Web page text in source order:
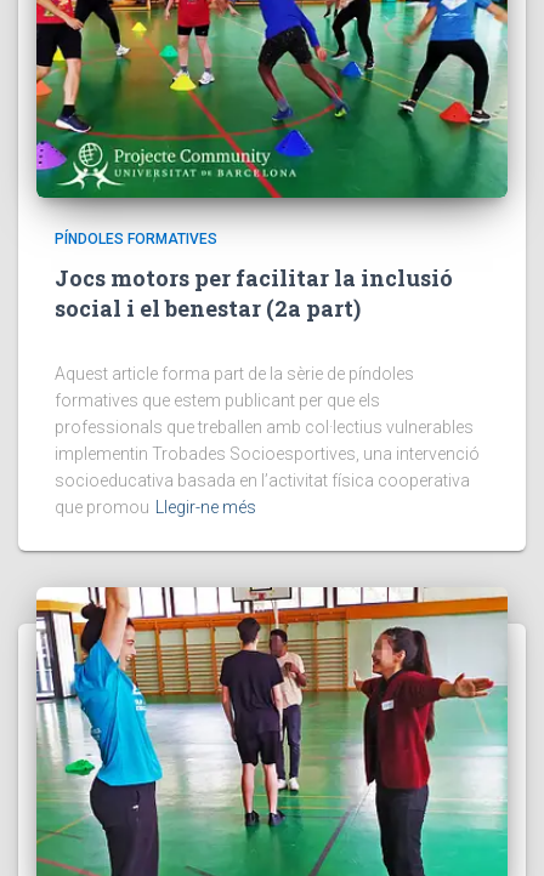
PÍNDOLES FORMATIVES
Jocs motors per facilitar la inclusió
social i el benestar (2a part)
Aquest article forma part de la sèrie de píndoles
formatives que estem publicant per que els
professionals que treballen amb col·lectius vulnerables
implementin Trobades Socioesportives, una intervenció
socioeducativa basada en l’activitat física cooperativa
que promou
Llegir-ne més